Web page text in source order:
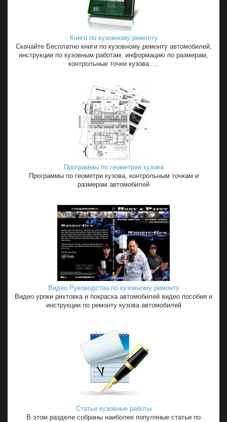
Книги по кузовному ремонту
Скачайте Бесплатно книги по кузовному ремонту автомобилей,
инструкции по кузовным работам, информацию по размерам,
контрольные точки кузова. ...
Программы по геометрии кузова
Программы по геометри кузова, контрольным точкам и
размерам автомобилей
Видео Руководства по кузовному ремонту
Видео уроки рихтовка и покраска автомобилей видео пособия и
инструкции по ремонту кузова автомобилей
Статьи кузовные работы
В этом разделе собраны наиболее популяные статьи по